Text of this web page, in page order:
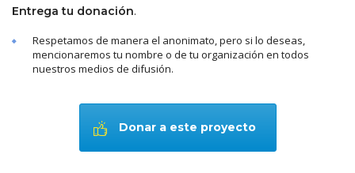
Entrega tu donación.
Respetamos de manera el anonimato, pero si lo deseas,
mencionaremos tu nombre o de tu organización en todos
nuestros medios de difusión.
Donar a este proyecto